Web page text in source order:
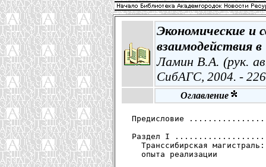
Экономические и
взаимодействия
Ламин В.А. (рук.
СибАГС, 2004. -
Оглавление
Предисловие
Раздел I
Транссибирская
   опыта реализации